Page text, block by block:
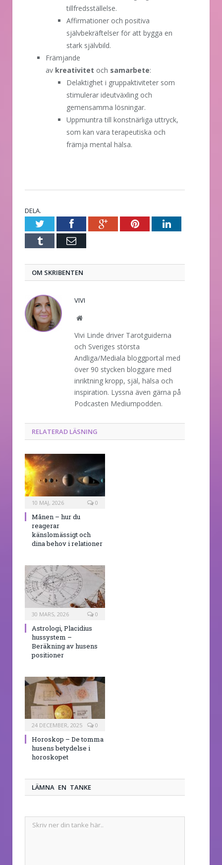
tillfredsställelse.
Affirmationer och positiva
självbekräftelser för att bygga en
stark självbild.
Främjande
av kreativitet och samarbete:
Delaktighet i gruppaktiviteter som
stimulerar ideutväxling och
gemensamma lösningar.
Uppmuntra till konstnärliga uttryck,
som kan vara terapeutiska och
främja mental hälsa.
DELA.
TwitterFacebookGoogle+PinterestLinkedIn
Tumblr E-
OM SKRIBENTEN
VIVI
Website
Vivi Linde driver Tarotguiderna
och Sveriges största
Andliga/Mediala bloggportal med
över 90 stycken bloggare med
inriktning kropp, själ, hälsa och
inspiration. Lyssna även gärna på
Podcasten Mediumpodden.
RELATERAD LÄSNING
10 MAJ, 2026 0
Månen – hur du
reagerar
känslomässigt och
dina behov i relationer
30 MARS, 2026 0
Astrologi, Placidius
hussystem –
Beräkning av husens
positioner
24 DECEMBER, 2025 0
Horoskop – De tomma
husens betydelse i
horoskopet
LÄMNA EN TANKE